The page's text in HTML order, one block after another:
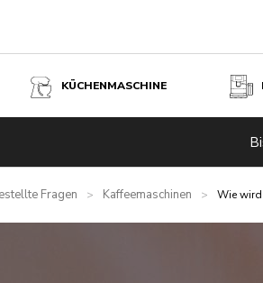
KÜCHENMASCHINE
Fragen > Kaffeemaschinen > Wie wird